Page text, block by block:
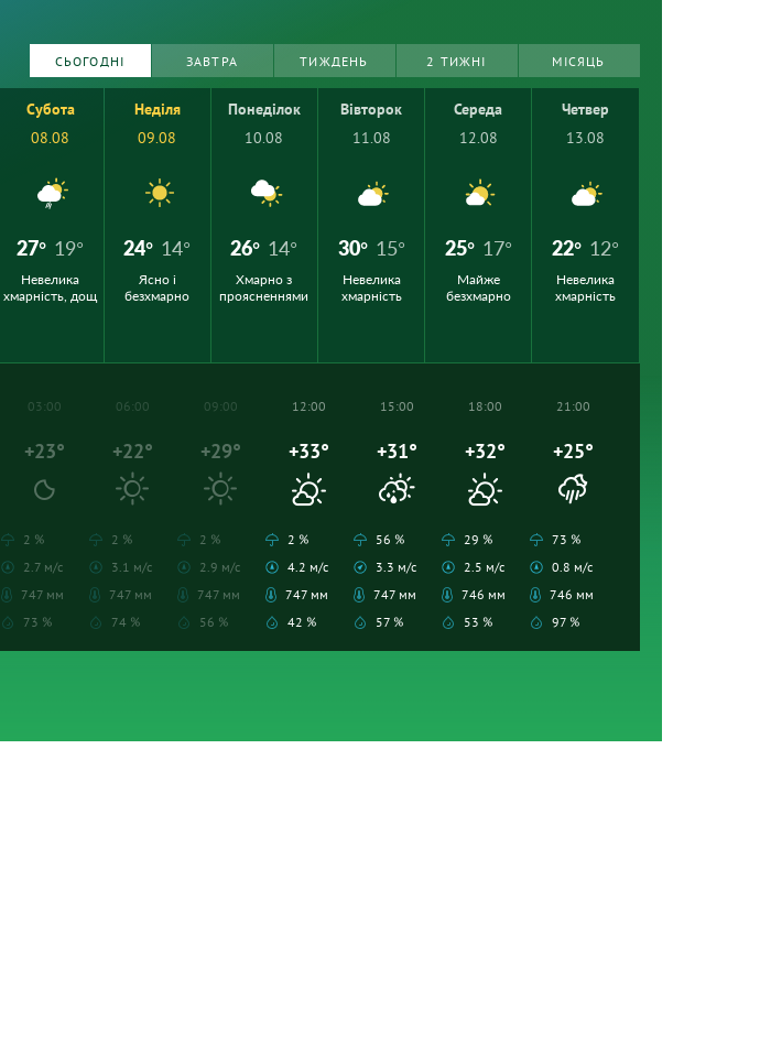
СЬОГОДНІ ЗАВТРА ТИЖДЕНЬ 2 ТИЖНІ МІСЯЦЬ
Субота
08.08
27° 19°
Невелика
хмарність, дощ
Неділя
09.08
24° 14°
Ясно і
безхмарно
Понеділок
10.08
26° 14°
Хмарно з
проясненнями
Вівторок
11.08
30° 15°
Невелика
хмарність
Середа
12.08
25° 17°
Майже
безхмарно
Четвер
13.08
22° 12°
Невелика
хмарність
03:00
+23°
2 %
2.7 м/с
747 мм
73 %
06:00
+22°
2 %
3.1 м/с
747 мм
74 %
09:00
+29°
2 %
2.9 м/с
747 мм
56 %
12:00
+33°
2 %
4.2 м/с
747 мм
42 %
15:00
+31°
56 %
3.3 м/с
747 мм
57 %
18:00
+32°
29 %
2.5 м/с
746 мм
53 %
21:00
+25°
73 %
0.8 м/с
746 мм
97 %